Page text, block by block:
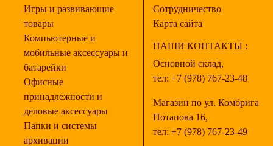
Игры и развивающие
товары
Компьютерные и
мобильные аксессуары и
батарейки
Офисные
принадлежности и
деловые аксессуары
Папки и системы
архивации
Сотрудничество
Карта сайта
НАШИ КОНТАКТЫ :
Основной склад,
тел: +7 (978) 767-23-48
Магазин по ул. Комбрига
Потапова 16,
тел: +7 (978) 767-23-49